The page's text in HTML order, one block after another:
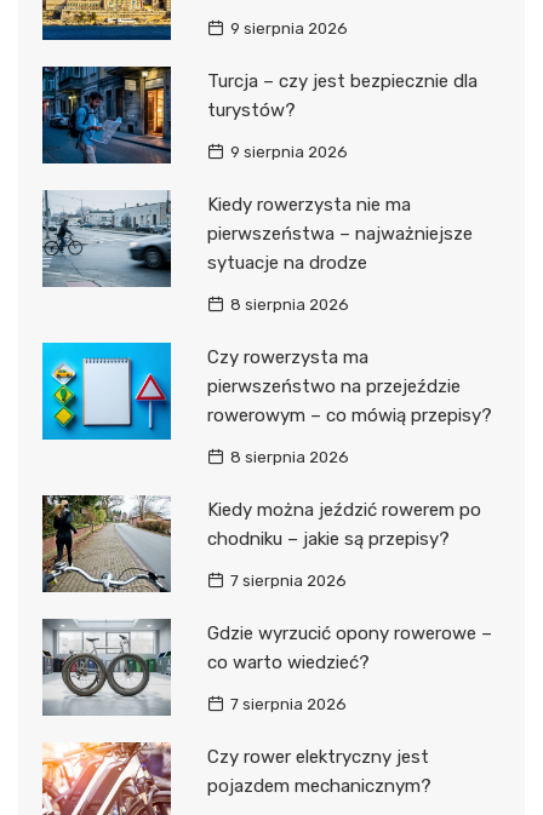
9 sierpnia 2026
Turcja – czy jest bezpiecznie dla
turystów?
9 sierpnia 2026
Kiedy rowerzysta nie ma
pierwszeństwa – najważniejsze
sytuacje na drodze
8 sierpnia 2026
Czy rowerzysta ma
pierwszeństwo na przejeździe
rowerowym – co mówią przepisy?
8 sierpnia 2026
Kiedy można jeździć rowerem po
chodniku – jakie są przepisy?
7 sierpnia 2026
Gdzie wyrzucić opony rowerowe –
co warto wiedzieć?
7 sierpnia 2026
Czy rower elektryczny jest
pojazdem mechanicznym?